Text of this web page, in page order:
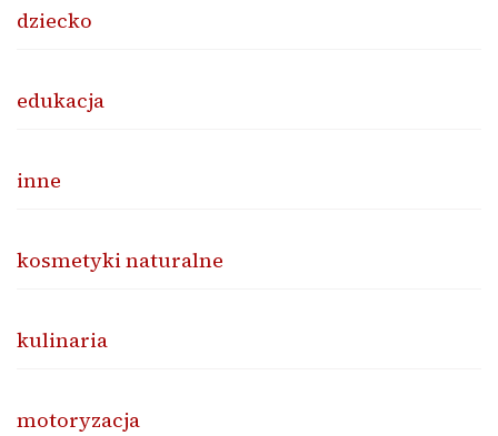
dziecko
edukacja
inne
kosmetyki naturalne
kulinaria
motoryzacja